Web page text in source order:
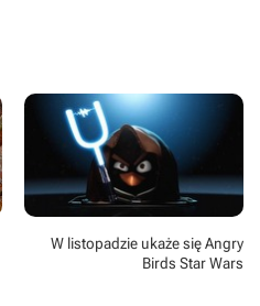
W listopadzie ukaże się Angry
Birds Star Wars